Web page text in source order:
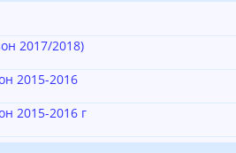
2017/2018)
2015-2016
2015-2016 г